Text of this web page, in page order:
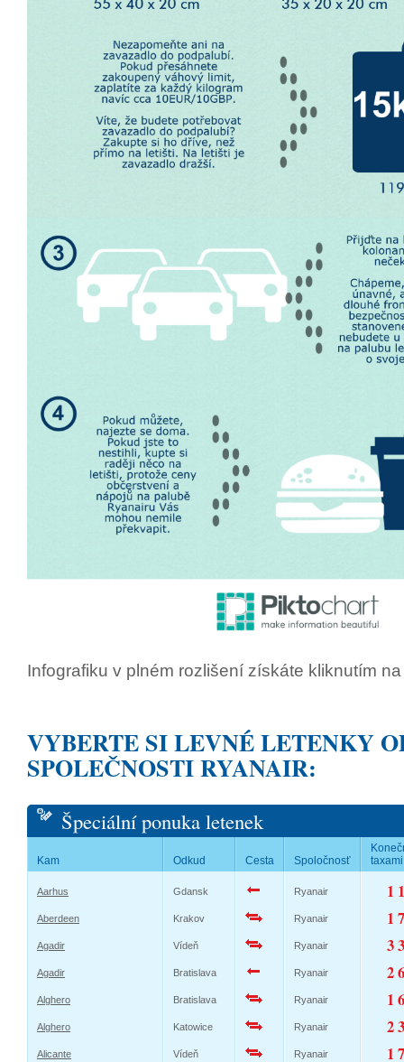
Infografiku v plném rozlišení získáte kliknutím
VYBERTE SI LEVNÉ LETENKY
SPOLEČNOSTI RYANAIR:
Špeciální ponuka letenek
Kam Odkud Cesta Spoločnosť
taxami
Aarhus Gdansk Ryanair 1
Aberdeen Krakov Ryanair 1
Agadir Vídeň Ryanair 3
Agadir Bratislava Ryanair 2
Alghero Bratislava Ryanair 1
Alghero Katowice Ryanair 2
Alicante Vídeň Ryanair 1